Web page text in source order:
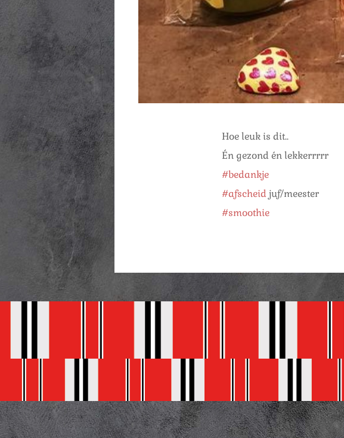
Hoe leuk is dit..
Én gezond én lekkerrrrr
#bedankje
#afscheidjuf/meester
#smoothie